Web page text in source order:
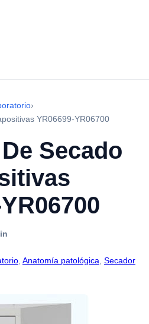
›
YR06699-YR06700
Secado
Anatomía patológica Secador